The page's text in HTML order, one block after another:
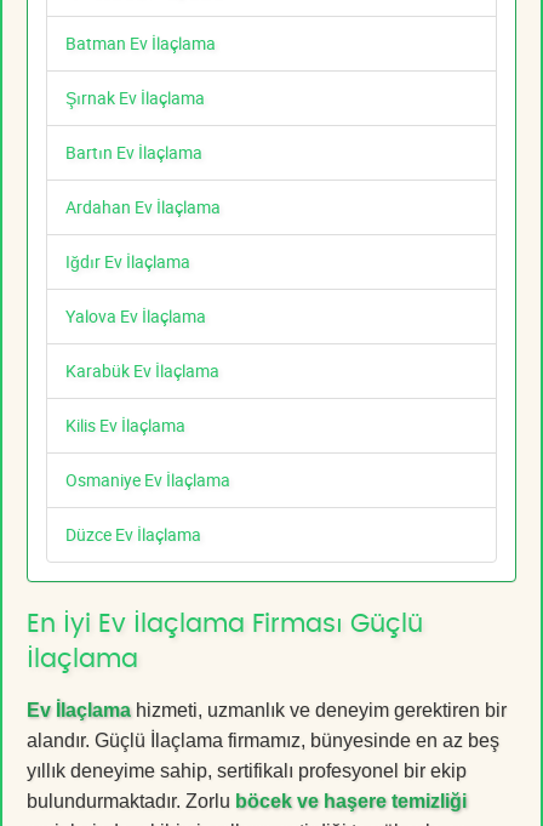
Batman Ev İlaçlama
Şırnak Ev İlaçlama
Bartın Ev İlaçlama
Ardahan Ev İlaçlama
Iğdır Ev İlaçlama
Yalova Ev İlaçlama
Karabük Ev İlaçlama
Kilis Ev İlaçlama
Osmaniye Ev İlaçlama
Düzce Ev İlaçlama
En İyi Ev İlaçlama Firması Güçlü
İlaçlama
Ev İlaçlamahizmeti, uzmanlık ve deneyim gerektiren bir
alandır. Güçlü İlaçlama firmamız, bünyesinde en az beş
yıllık deneyime sahip, sertifikalı profesyonel bir ekip
bulundurmaktadır. Zorlu böcek ve haşere temizliği